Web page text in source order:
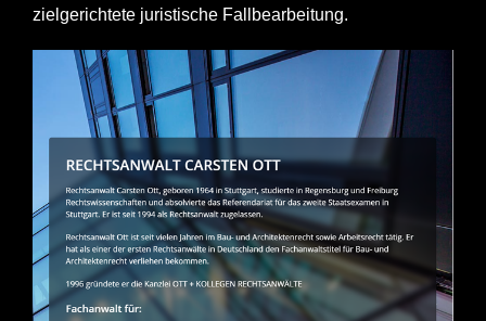
zielgerichtete juristische Fallbearbeitung.